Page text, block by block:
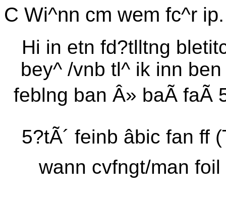
C Wi^nn cm wem fc^r ip.
Hi in etn fd?tlltng
bey^ /vnb tl^ ik inn
feblng ban Â» baÃ
5?tÃ´ feinb âbic fan
wann cvfngt/man